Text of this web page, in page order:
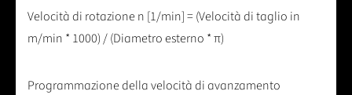
Velocità di rotazione n [1/min] = (Velocità di taglio in
m/min * 1000) / (Diametro esterno * π)
Programmazione della velocità di avanzamento